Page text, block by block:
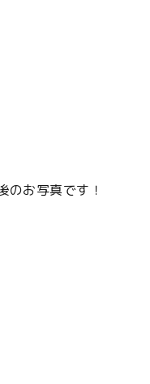
のお写真です！